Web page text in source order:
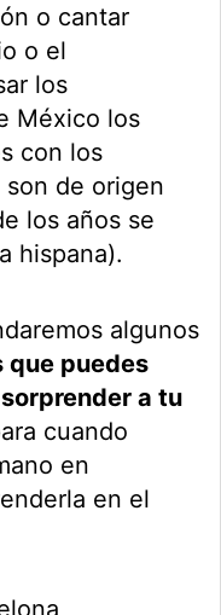
o cantar
o el
los
México los
con los
son de origen
los años se
hispana).
algunos
que puedes
a tu
cuando
en
en el